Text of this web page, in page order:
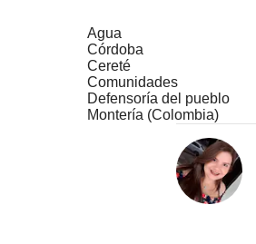
Agua
Córdoba
Cereté
Comunidades
Defensoría del pueblo
Montería (Colombia)